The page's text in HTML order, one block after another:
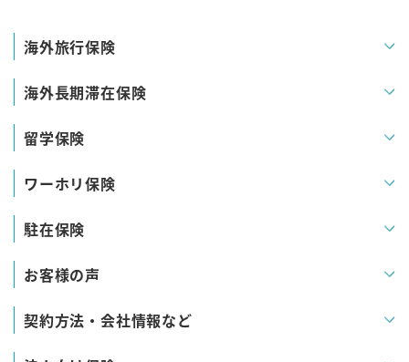
海外旅行保険
海外長期滞在保険
留学保険
ワーホリ保険
駐在保険
お客様の声
契約方法・会社情報など